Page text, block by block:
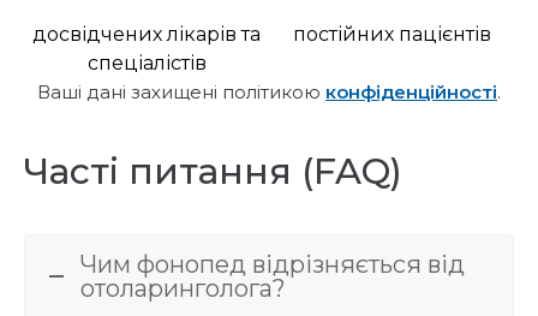
досвідчених лікарів та
спеціалістів
постійних пацієнтів
Ваші дані захищені політикою конфіденційності.
Часті питання (FAQ)
Чим фонопед відрізняється від
отоларинголога?